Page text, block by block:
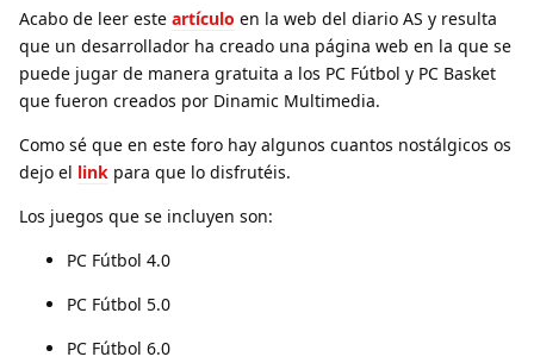
Acabo de leer este artículo en la web del diario AS y resulta
que un desarrollador ha creado una página web en la que se
puede jugar de manera gratuita a los PC Fútbol y PC Basket
que fueron creados por Dinamic Multimedia.
Como sé que en este foro hay algunos cuantos nostálgicos os
dejo el link para que lo disfrutéis.
Los juegos que se incluyen son:
PC Fútbol 4.0
PC Fútbol 5.0
PC Fútbol 6.0